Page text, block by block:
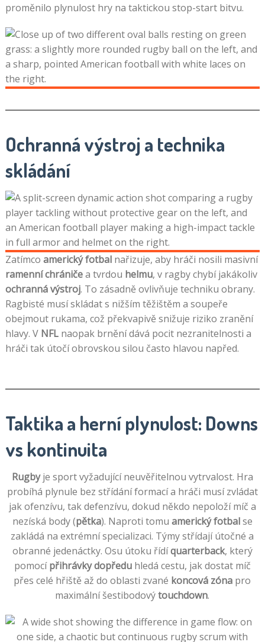
proměnilo plynulost hry na taktickou stop-start bitvu.
Ochranná výstroj a technika
skládání
Zatímco americký fotbalnařizuje, aby hráči nosili masivní
ramenní chráničea tvrdou helmu, v ragby chybí jakákoliv
ochranná výstroj. To zásadně ovlivňuje techniku obrany.
Ragbisté musí skládat s nižším těžištěm a soupeře
obejmout rukama, což překvapivě snižuje riziko zranění
hlavy. V NFLnaopak brnění dává pocit nezranitelnosti a
hráči tak útočí obrovskou silou často hlavou napřed.
Taktika a herní plynulost: Downs
vs kontinuita
Rugbyje sport vyžadující neuvěřitelnou vytrvalost. Hra
probíhá plynule bez střídání formací a hráči musí zvládat
jak ofenzívu, tak defenzívu, dokud někdo nepoloží míč a
nezíská body (pětka). Naproti tomu americký fotbalse
zakládá na extrémní specializaci. Týmy střídají útočné a
obranné jedenáctky. Osu útoku řídíquarterback, který
pomocípřihrávky dopředuhledá cestu, jak dostat míč
přes celé hřiště až do oblasti zvané koncová zóna pro
maximální šestibodovýtouchdown.